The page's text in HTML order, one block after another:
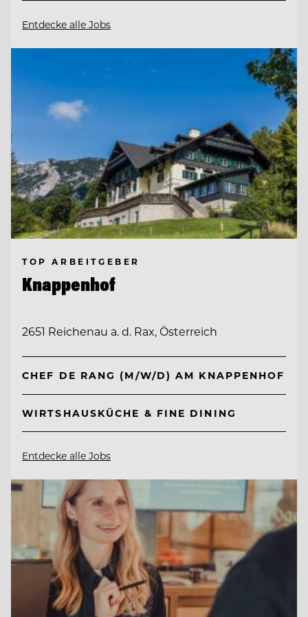
Entdecke alle Jobs
TOP ARBEITGEBER
Knappenhof
2651 Reichenau a. d. Rax, Österreich
CHEF DE RANG (M/W/D) AM KNAPPENHOF
WIRTSHAUSKÜCHE & FINE DINING
Entdecke alle Jobs